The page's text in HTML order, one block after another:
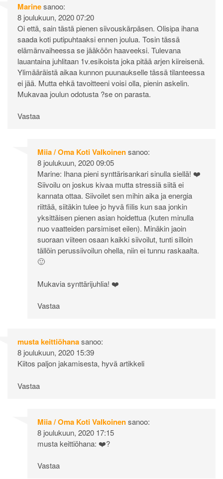
Marinesanoo:
8 joulukuun, 2020 07:20
Oi että, sain tästä pienen siivouskärpäsen. Olisipa ihana
saada koti putipuhtaaksi ennen joulua. Tosin tässä
elämänvaiheessa se jääköön haaveeksi. Tulevana
lauantaina juhlitaan 1v.esikoista joka pitää arjen kiireisenä.
Ylimääräistä aikaa kunnon puunaukselle tässä tilanteessa
ei jää. Mutta ehkä tavoitteeni voisi olla, pienin askelin.
Mukavaa joulun odotusta ?se on parasta.
Vastaa
Miia / Oma Koti Valkoinensanoo:
8 joulukuun, 2020 09:05
Marine: Ihana pieni synttärisankari sinulla siellä! ❤️
Siivoilu on joskus kivaa mutta stressiä siitä ei
kannata ottaa. Siivoilet sen mihin aika ja energia
riittää, siitäkin tulee jo hyvä fiilis kun saa jonkin
yksittäisen pienen asian hoidettua (kuten minulla
nuo vaatteiden parsimiset eilen). Minäkin jaoin
suoraan viiteen osaan kaikki siivoilut, tunti silloin
tällöin perussiivoilun ohella, niin ei tunnu raskaalta.
🙂
Mukavia synttärijuhlia! ❤️
Vastaa
musta keittiöhanasanoo:
8 joulukuun, 2020 15:39
Kiitos paljon jakamisesta, hyvä artikkeli
Vastaa
Miia / Oma Koti Valkoinensanoo:
8 joulukuun, 2020 17:15
musta keittiöhana: ❤️?
Vastaa